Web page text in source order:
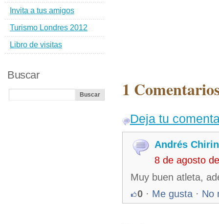
1
Deja tu
Andrés
8 de agosto
Muy buen atleta,
0 · Me gusta · No
Invita a tus amigos
Turismo Londres 2012
Libro de visitas
Buscar